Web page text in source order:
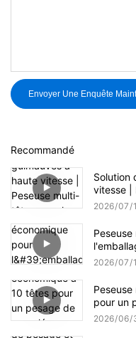
Envoyer Une Enquête
Recommandé
Solution
vitesse |
2026 07
2026 07
pour un
2026 06